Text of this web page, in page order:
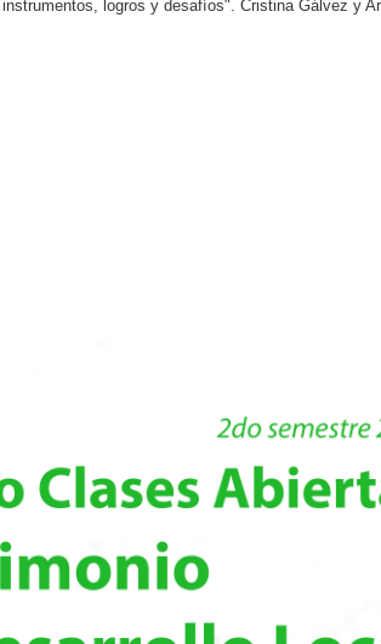
logros y desafíos". Cristina Gálvez y